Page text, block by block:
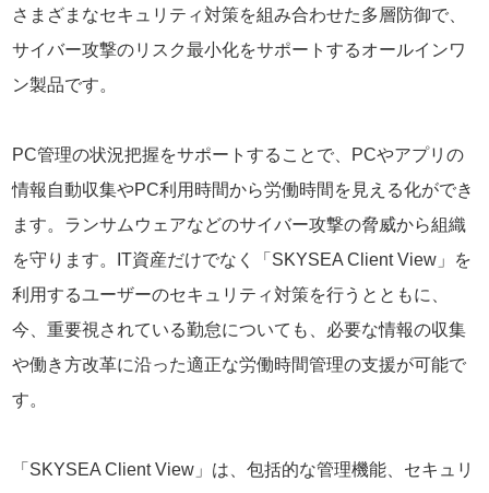
さまざまなセキュリティ対策を組み合わせた多層防御で、
サイバー攻撃のリスク最小化をサポートするオールインワ
ン製品です。
PC管理の状況把握をサポートすることで、PCやアプリの
情報自動収集やPC利用時間から労働時間を見える化ができ
ます。ランサムウェアなどのサイバー攻撃の脅威から組織
を守ります。IT資産だけでなく「SKYSEA Client View」を
利用するユーザーのセキュリティ対策を行うとともに、
今、重要視されている勤怠についても、必要な情報の収集
や働き方改革に沿った適正な労働時間管理の支援が可能で
す。
「SKYSEA Client View」は、包括的な管理機能、セキュリ